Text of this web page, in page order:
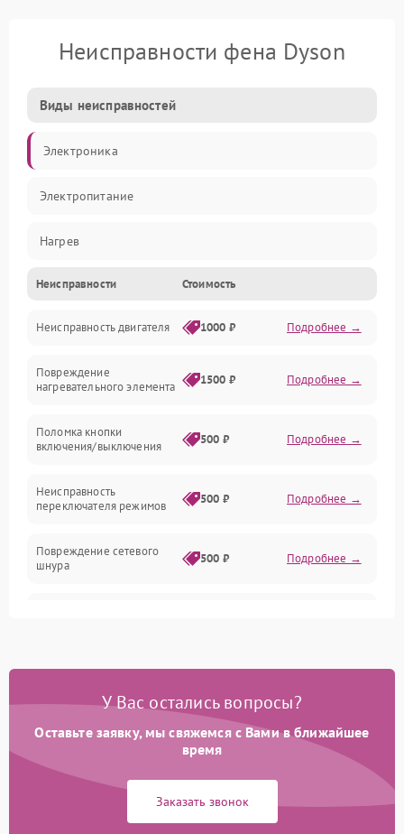
Неисправности фена Dyson
Виды неисправностей
Электроника
Электропитание
Нагрев
Вентиляция
Механические повреждения
Неисправности Стоимость
Неисправность двигателя 1000 ₽ Подробнее →
Повреждение
нагревательного элемента
1500 ₽ Подробнее →
Поломка кнопки
включения/выключения
500 ₽ Подробнее →
Неисправность
переключателя режимов
500 ₽ Подробнее →
Повреждение сетевого
шнура
500 ₽ Подробнее →
Неисправность системы
Повреждение проводов
500 ₽ Подробнее →
Неисправность
500 ₽
У Вас остались вопросы?
Оставьте заявку, мы свяжемся с Вами в ближайшее
время
Заказать звонок